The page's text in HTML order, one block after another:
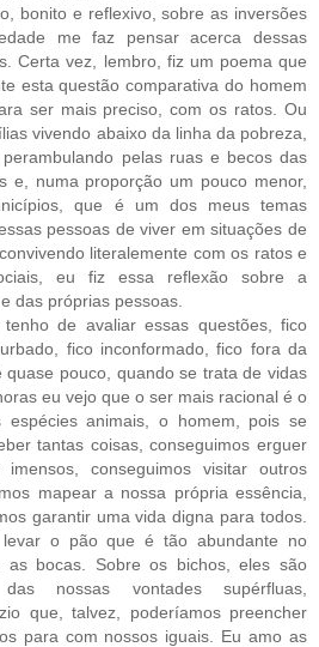
bonito e reflexivo, sobre as inversões
me faz pensar acerca dessas
Certa vez, lembro, fiz um poema que
esta questão comparativa do homem
ser mais preciso, com os ratos. Ou
vivendo abaixo da linha da pobreza,
pelas ruas e becos das
e, numa proporção um pouco menor,
que é um dos meus temas
pessoas de viver em situações de
literalemente com os ratos e
eu fiz essa reflexão sobre a
das próprias pessoas.
de avaliar essas questões, fico
fico inconformado, fico fora da
quase pouco, quando se trata de vidas
eu vejo que o ser mais racional é o
animais, o homem, pois se
tantas coisas, conseguimos erguer
conseguimos visitar outros
mapear a nossa própria essência,
garantir uma vida digna para todos.
levar o pão que é tão abundante no
as bocas. Sobre os bichos, eles são
nossas vontades supérfluas,
que, talvez, poderíamos preencher
para com nossos iguais. Eu amo as